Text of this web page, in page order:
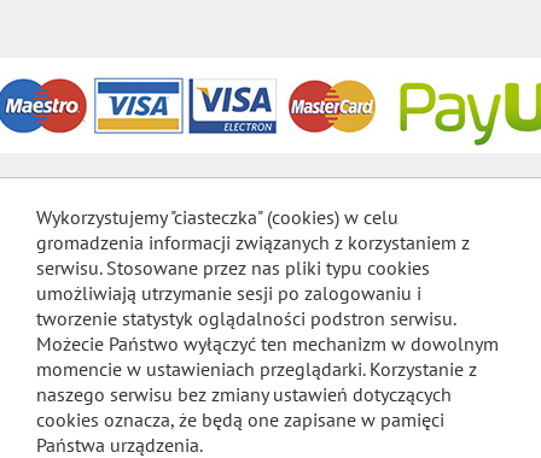
Wykorzystujemy "ciasteczka" (cookies) w celu
gromadzenia informacji związanych z korzystaniem z
serwisu. Stosowane przez nas pliki typu cookies
umożliwiają utrzymanie sesji po zalogowaniu i
tworzenie statystyk oglądalności podstron serwisu.
Możecie Państwo wyłączyć ten mechanizm w dowolnym
momencie w ustawieniach przeglądarki. Korzystanie z
naszego serwisu bez zmiany ustawień dotyczących
cookies oznacza, że będą one zapisane w pamięci
Państwa urządzenia.